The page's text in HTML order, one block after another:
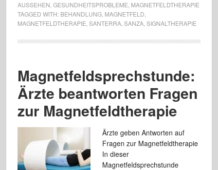
AUSSEHEN GESUNDHEITSPROBLEME MAGNETFELDTHERAPIE
TAGGED WITH: BEHANDLUNG, MAGNETFELD
MAGNETFELDTHERAPIE SANTERRA, SANZA, SIGNALTHERAPIE
Magnetfeldsprechstunde:
Ärzte beantworten Fragen
zur Magnetfeldtherapie
Ärzte geben Antworten auf
Fragen zur Magnetfeldtherapie
In dieser
Magnetfeldsprechstunde